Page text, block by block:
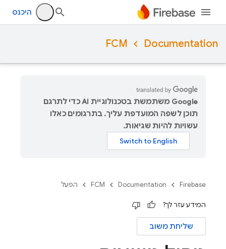
היכנס
Documentation
FCM
‫Google משתמשת בטכנולוגיית AI כדי לתרגם
תוכן לשפה המועדפת עליך. בתרגומים כאלו
עשויות להיות שגיאות.
Firebase
Documentation
FCM הפעל
המידע עזר לך?
שליחת משוב